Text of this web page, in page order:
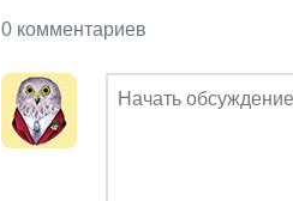
0 комментариев